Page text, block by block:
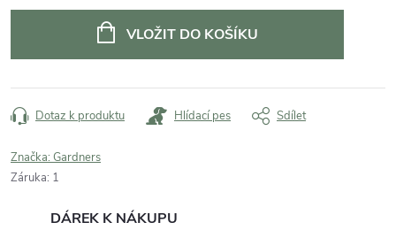
VLOŽIT DO KOŠÍKU
Dotaz k produktu Hlídací pes Sdílet
Značka: Gardners
Záruka: 1
DÁREK K NÁKUPU